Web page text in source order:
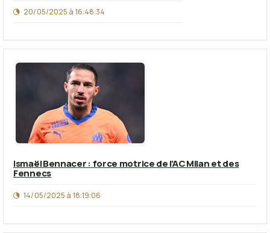
20/05/2025 à 16:48:34
Ismaël Bennacer : force motrice de l’AC Milan et des
Fennecs
14/05/2025 à 18:19:06